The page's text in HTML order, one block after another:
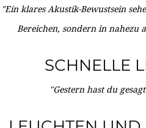
"Ein klares Akustik-Bewustsein
Bereichen, sondern in nahezu
SCHNELLE
"Gestern hast du